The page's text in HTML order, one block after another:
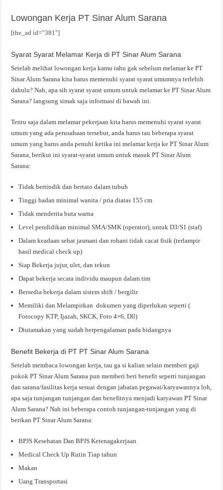
Lowongan Kerja PT Sinar Alum Sarana
[the_ad id=”381″]
Syarat Syarat Melamar Kerja di PT Sinar Alum Sarana
Setelah melihat lowongan kerja kamu tahu gak sebelum melamar ke PT
Sinar Alum Sarana kita harus memenuhi syarat syarat umumnya terlebih
dahulu? Nah, apa sih syarat syarat umum untuk melamar ke PT Sinar Alum
Sarana? langsung simak saja informasi di bawah ini.
Tentu saja dalam melamar pekerjaan kita harus memenuhi syarat syarat
umum yang ada perusahaan tersebut, anda harus tau beberapa syarat
umum yang harus anda penuhi ketika ini melamar kerja ke PT Sinar Alum
Sarana, berikut ini syarat-syarat umum untuk masuk PT Sinar Alum
Sarana:
Tidak bertindik dan bertato dalam tubuh
Tinggi badan minimal wanita / pria diatas 155 cm
Tidak menderita buta warna
Level pendidikan minimal SMA/SMK (operator), untuk D3/S1 (staf)
Dalam keadaan sehat jasmani dan rohani tidak cacat fisik (terlampir
hasil medical check up)
Siap Bekerja jujur, ulet, dan tekun
Dapat bekerja secara individu maupun dalam tim
Bersedia bekerja dalam sistem shift / bergilir
Memiliki dan Melampirkan dokumen yang diperlukan seperti (
Fotocopy KTP, Ijazah, SKCK, Foto 4×6, Dll)
Diutamakan yang sudah berpengalaman pada bidangnya
Benefit Bekerja di PT PT Sinar Alum Sarana
Setelah membaca lowongan kerja, tau ga si kalian selain memberi gaji
pokok PT Sinar Alum Sarana pun memberi beri benefit seperti tunjangan
dan sarana/fasilitas kerja sesuai dengan jabatan pegawai/karyawannya loh,
apa saja tunjangan tunjangan dan benefitnya menjadi karyawan PT Sinar
Alum Sarana? Nah ini beberapa contoh tunjangan-tunjangan yang di
berikan PT Sinar Alum Sarana:
BPJS Kesehatan Dan BPJS Ketenagakerjaan
Medical Check Up Rutin Tiap tahun
Makan
Uang Transportasi